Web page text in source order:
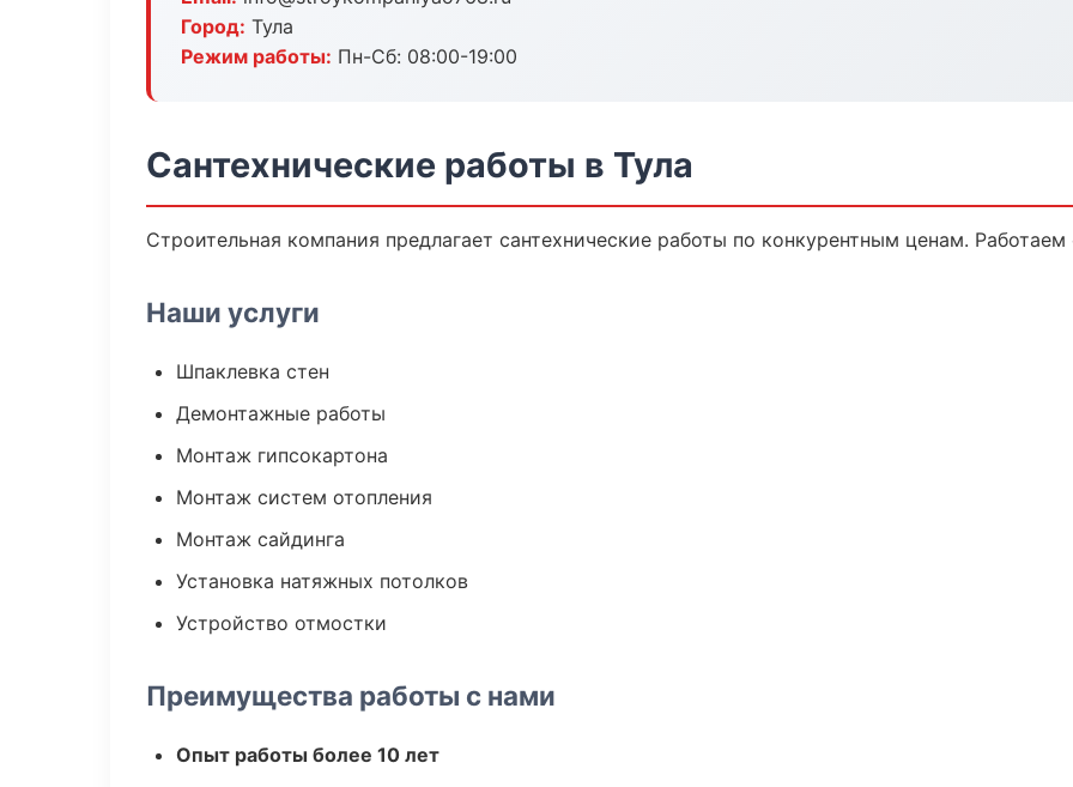
Город: Тула
Режим работы: Пн-Сб: 08:00-19:00
Сантехнические работы в Тула
Строительная компания предлагает сантехнические работы по конкурентным ценам.
Наши услуги
Шпаклевка стен
Демонтажные работы
Монтаж гипсокартона
Монтаж систем отопления
Монтаж сайдинга
Установка натяжных потолков
Устройство отмостки
Преимущества работы с нами
Опыт работы более 10 лет